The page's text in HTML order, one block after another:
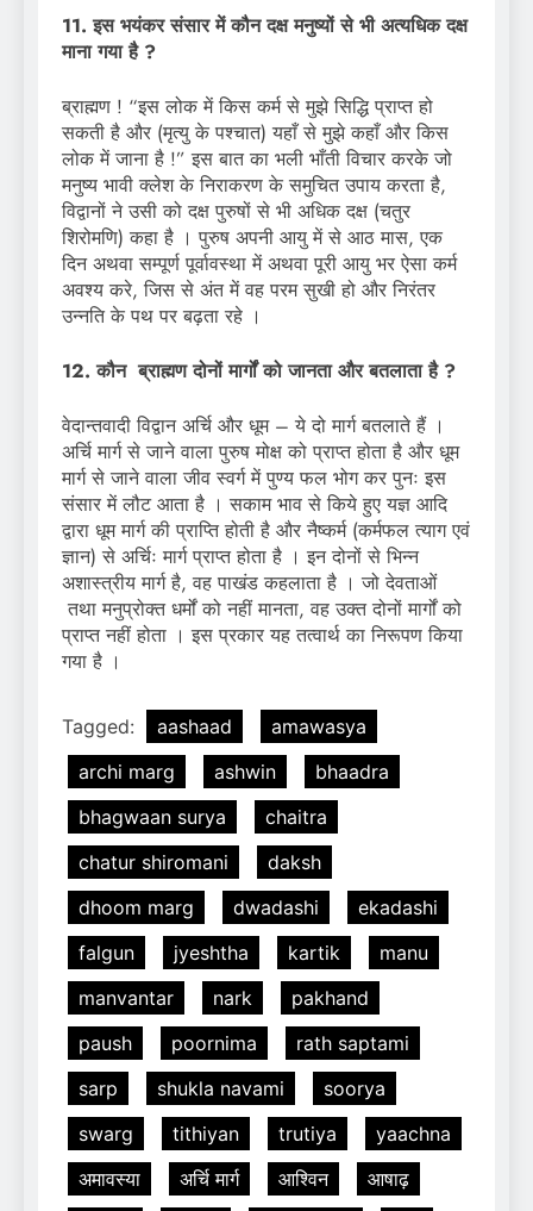
11. इस भयंकर संसार में कौन दक्ष मनुष्यों से भी अत्यधिक दक्ष
माना गया है ?
ब्राह्मण ! “इस लोक में किस कर्म से मुझे सिद्धि प्राप्त हो
सकती है और (मृत्यु के पश्चात) यहाँ से मुझे कहाँ और किस
लोक में जाना है !” इस बात का भली भाँती विचार करके जो
मनुष्य भावी क्लेश के निराकरण के समुचित उपाय करता है,
विद्वानों ने उसी को दक्ष पुरुषों से भी अधिक दक्ष (चतुर
शिरोमणि) कहा है । पुरुष अपनी आयु में से आठ मास, एक
दिन अथवा सम्पूर्ण पूर्वावस्था में अथवा पूरी आयु भर ऐसा कर्म
अवश्य करे, जिस से अंत में वह परम सुखी हो और निरंतर
उन्नति के पथ पर बढ़ता रहे ।
12. कौन ब्राह्मण दोनों मार्गों को जानता और बतलाता है ?
वेदान्तवादी विद्वान अर्चि और धूम – ये दो मार्ग बतलाते हैं ।
अर्चि मार्ग से जाने वाला पुरुष मोक्ष को प्राप्त होता है और धूम
मार्ग से जाने वाला जीव स्वर्ग में पुण्य फल भोग कर पुनः इस
संसार में लौट आता है । सकाम भाव से किये हुए यज्ञ आदि
द्वारा धूम मार्ग की प्राप्ति होती है और नैष्कर्म (कर्मफल त्याग एवं
ज्ञान) से अर्चिः मार्ग प्राप्त होता है । इन दोनों से भिन्न
अशास्त्रीय मार्ग है, वह पाखंड कहलाता है । जो देवताओं
तथा मनुप्रोक्त धर्मों को नहीं मानता, वह उक्त दोनों मार्गों को
प्राप्त नहीं होता । इस प्रकार यह तत्वार्थ का निरूपण किया
गया है ।
Tagged: aashaad
amawasya
archi marg
ashwin
bhaadra
bhagwaan surya
chaitra
chatur shiromani
daksh
dhoom marg
dwadashi
ekadashi
falgun
jyeshtha kartik
manu
manvantar
nark
pakhand
paush
poornima
rath saptami
sarp
shukla navami
soorya
swarg
tithiyan trutiya
yaachna
अमावस्या
अर्चि मार्ग आश्विन आषाढ़